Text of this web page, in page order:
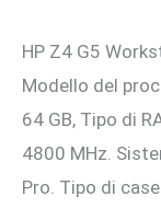
era:
HP Z4 G5
Modello del
64 GB, Tipo di
4800 MHz.
Pro. Tipo di